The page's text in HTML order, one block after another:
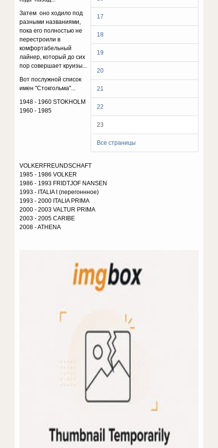
17
18
19
20
21
22
23
Все страницы
Затем оно ходило под
разными названиями,
пока его полностью не
перестроили в
комфортабельный
лайнер, который до сих
пор совершает круизы...
Вот послужной список
имен "Стокгольма"...
1948 - 1960 STOKHOLM
1960 - 1985
VOLKERFREUNDSCHAFT
1985 - 1986 VOLKER
1986 - 1993 FRIDTJOF NANSEN
1993 - ITALIA I (перегоннное)
1993 - 2000 ITALIA PRIMA
2000 - 2003 VALTUR PRIMA
2003 - 2005 CARIBE
2008 - ATHENA